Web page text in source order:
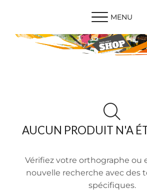
MENU
AUCUN PRODUIT N'A
Vérifiez votre orthographe ou
nouvelle recherche avec des
spécifiques.